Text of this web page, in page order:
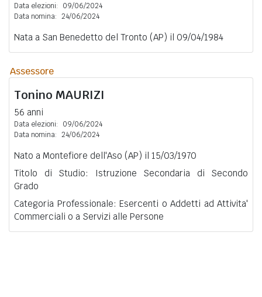
Data elezioni:
09/06/2024
Data nomina: 24/06/2024
Nata a San Benedetto del Tronto (AP) il 09/04/1984
Assessore
Tonino MAURIZI
56 anni
Data elezioni:
09/06/2024
Data nomina: 24/06/2024
Nato a Montefiore dell'Aso (AP) il 15/03/1970
Titolo di Studio: Istruzione Secondaria di Secondo
Grado
Categoria Professionale: Esercenti o Addetti ad Attivita'
Commerciali o a Servizi alle Persone